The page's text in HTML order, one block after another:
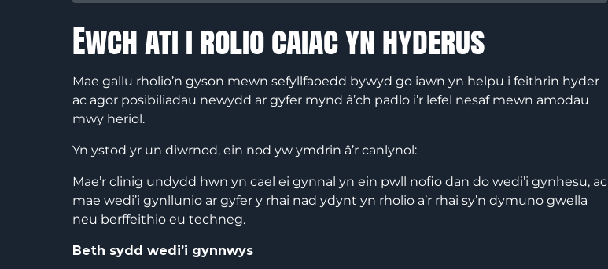
Ewch ati i rolio caiac yn hyderus
Mae gallu rholio’n gyson mewn sefyllfaoedd bywyd go iawn yn helpu i feithrin hyder
ac agor posibiliadau newydd ar gyfer mynd â’ch padlo i’r lefel nesaf mewn amodau
mwy heriol.
Yn ystod yr un diwrnod, ein nod yw ymdrin â’r canlynol:
Mae’r clinig undydd hwn yn cael ei gynnal yn ein pwll nofio dan do wedi’i gynhesu, ac
mae wedi’i gynllunio ar gyfer y rhai nad ydynt yn rholio a’r rhai sy’n dymuno gwella
neu berffeithio eu techneg.
Beth sydd wedi’i gynnwys